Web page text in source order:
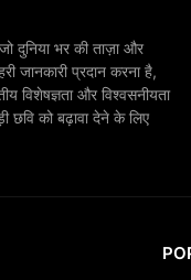
दुनिया भर की ताज़ा और
जानकारी प्रदान करना है,
विशेषज्ञता और विश्वसनीयता
छवि को बढ़ावा देने के लिए